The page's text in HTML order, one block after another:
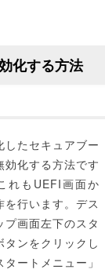
化する方法
したセキュアブー
効化する方法です
れもUEFI画面か
を行います。デス
プ画面左下のスタ
タンをクリックし
タートメニュー」